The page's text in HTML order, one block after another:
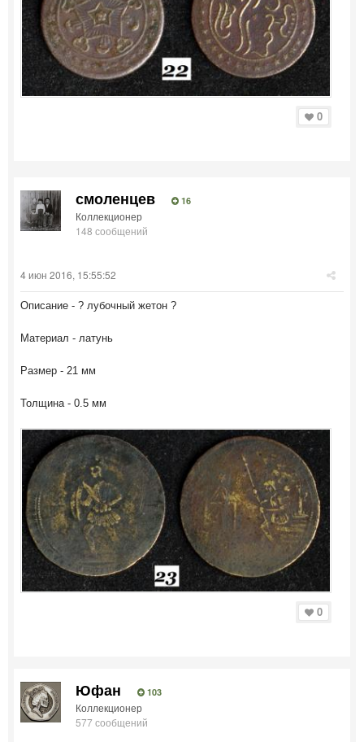
0
смоленцев 16
Коллекционер
148 сообщений
4 июн 2016, 15:55:52
Описание - ? лубочный жетон ?
Материал - латунь
Размер - 21 мм
Толщина - 0.5 мм
0
Юфан 103
Коллекционер
577 сообщений